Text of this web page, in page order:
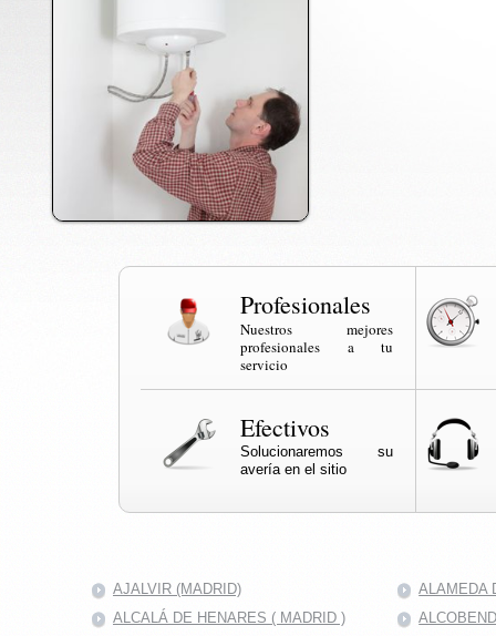
Profesionales
Nuestros mejores
profesionales a tu
servicio
Efectivos
Solucionaremos su
avería en el sitio
AJALVIR (MADRID)
ALAMEDA
ALCALÁ DE HENARES ( MADRID )